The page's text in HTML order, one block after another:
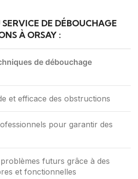
DE DÉBOUCHAGE
À ORSAY :
de débouchage
et efficace des obstructions
pour garantir des
futurs grâce à des
et fonctionnelles